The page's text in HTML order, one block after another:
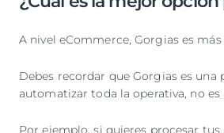
A nivel eCommerce, Gorgias es
Debes recordar que Gorgias es
automatizar toda la operativa, no es
Por ejemplo, si quieres procesar